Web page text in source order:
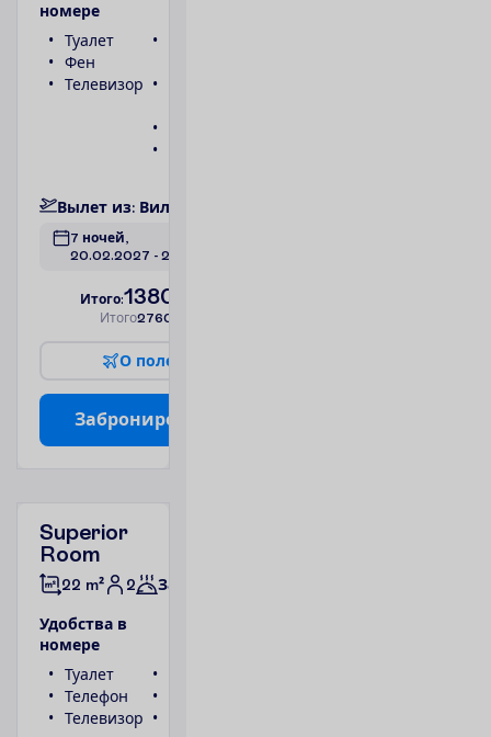
номере
Туалет
Фен
Телевизор
Вылет из: Вил
7 ночей,
20.02.2027 - 27.02.2027
Итого:1380.00
Итого2760.00
О поле
Заброниро
Superior
Room
22 m² 2 Завтраки
Удобства в
номере
Туалет
Телефон
Телевизор